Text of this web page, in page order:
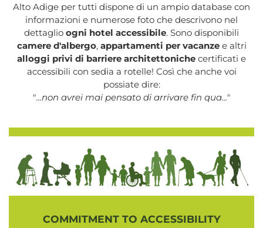
Alto Adige per tutti dispone di un ampio database con
informazioni e numerose foto che descrivono nel
dettaglio ogni hotel accessibile. Sono disponibili
camere d'albergo, appartamenti per vacanzee altri
alloggi privi di barriere architettoniche certificati e
accessibili con sedia a rotelle! Così che anche voi
possiate dire:
"...non avrei mai pensato di arrivare fin qua..."
COMMITMENT TO ACCESSIBILITY